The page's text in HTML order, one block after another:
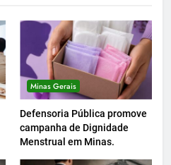
Minas Gerais
Defensoria Pública promove
campanha de Dignidade
Menstrual em Minas.